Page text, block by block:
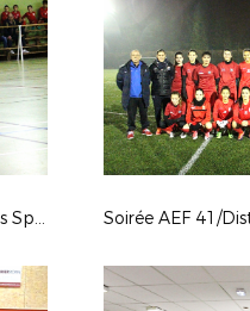
Rassemblement Futsal des Sections Sportives Locales - 20 décembre 2017